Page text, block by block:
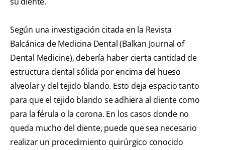
Según una investigación citada en la Revista
Balcánica de Medicina Dental (Balkan Journal of
Dental Medicine), debería haber cierta cantidad de
estructura dental sólida por encima del hueso
alveolar y del tejido blando. Esto deja espacio tanto
para que el tejido blando se adhiera al diente como
para la férula o la corona. En los casos donde no
queda mucho del diente, puede que sea necesario
realizar un procedimiento quirúrgico conocido